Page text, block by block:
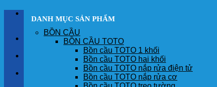
TRANG CHỦ
DANH MỤC SẢN PHẨM
BỒN CẦU
BỒN CẦU TOTO
Bồn cầu TOTO 1 khối
Bồn cầu TOTO hai khối
Bồn cầu TOTO nắp rửa điện tử
Bồn cầu TOTO nắp rửa cơ